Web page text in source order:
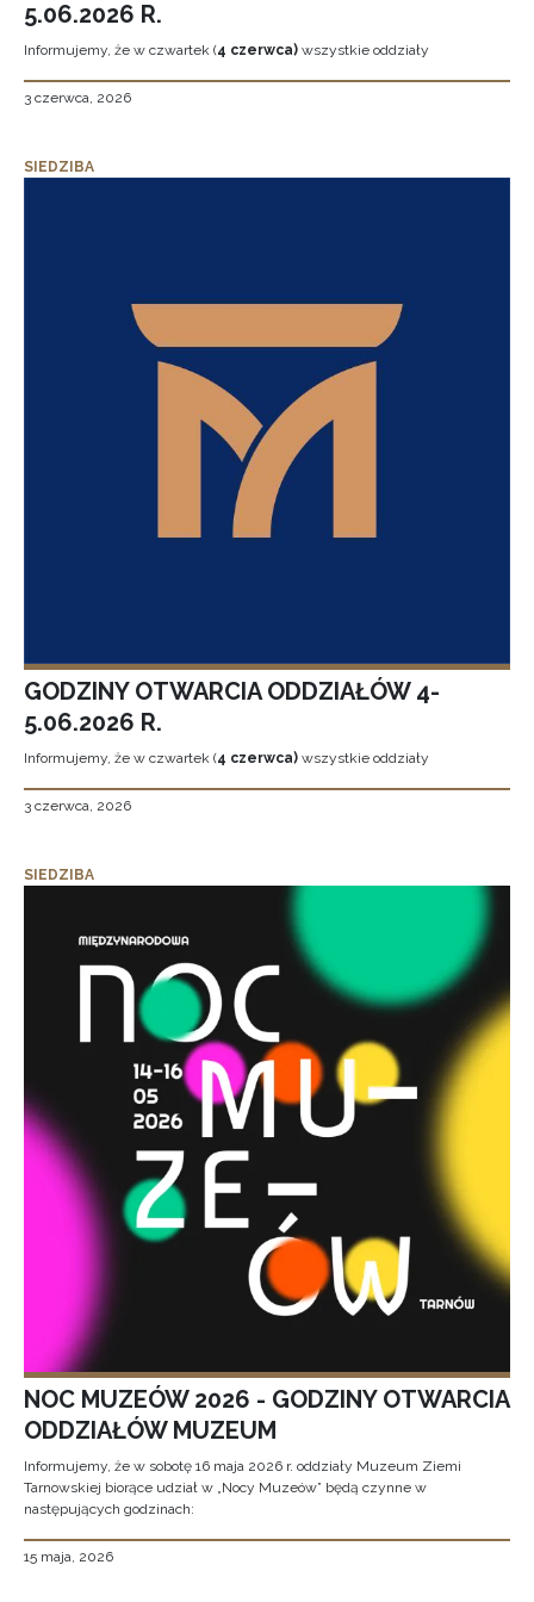
5.06.2026 R.
Informujemy, że w czwartek (4 czerwca) wszystkie oddziały
3 czerwca, 2026
SIEDZIBA
GODZINY OTWARCIA ODDZIAŁÓW 4-
5.06.2026 R.
Informujemy, że w czwartek (4 czerwca) wszystkie oddziały
3 czerwca, 2026
SIEDZIBA
NOC MUZEÓW 2026 - GODZINY OTWARCIA
ODDZIAŁÓW MUZEUM
Informujemy, że w sobotę 16 maja 2026 r. oddziały Muzeum Ziemi
Tarnowskiej biorące udział w „Nocy Muzeów” będą czynne w
następujących godzinach:
15 maja, 2026